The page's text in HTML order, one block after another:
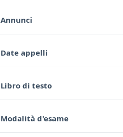
Annunci
Date appelli
Libro di testoPage
Modalità d'esamePage